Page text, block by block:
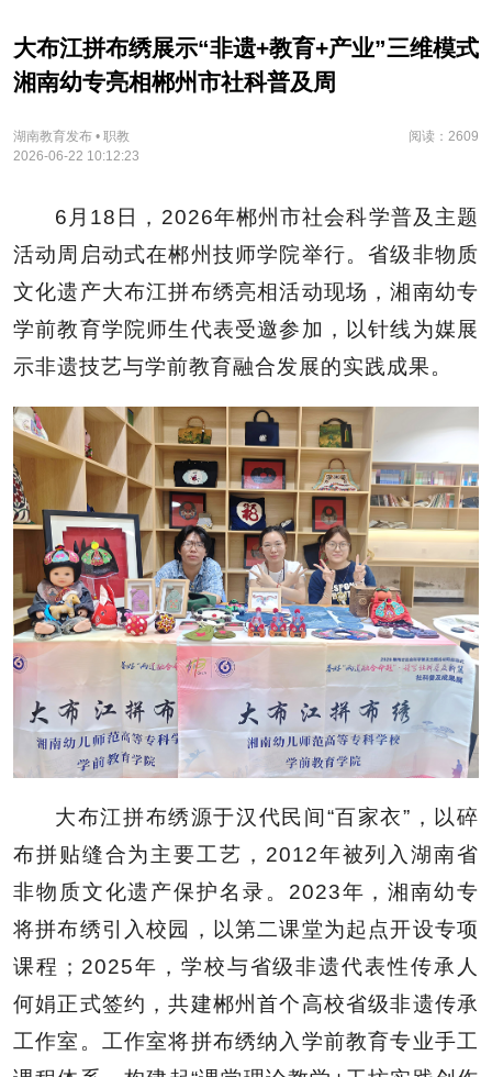
大布江拼布绣展示“非遗+教育+产业”三维模式
湘南幼专亮相郴州市社科普及周
湖南教育发布 • 职教
阅读：2609
2026-06-22 10:12:23
6月18日，2026年郴州市社会科学普及主题
活动周启动式在郴州技师学院举行。省级非物质
文化遗产大布江拼布绣亮相活动现场，湘南幼专
学前教育学院师生代表受邀参加，以针线为媒展
示非遗技艺与学前教育融合发展的实践成果。
大布江拼布绣源于汉代民间“百家衣”，以碎
布拼贴缝合为主要工艺，2012年被列入湖南省
非物质文化遗产保护名录。2023年，湘南幼专
将拼布绣引入校园，以第二课堂为起点开设专项
课程；2025年，学校与省级非遗代表性传承人
何娟正式签约，共建郴州首个高校省级非遗传承
工作室。工作室将拼布绣纳入学前教育专业手工